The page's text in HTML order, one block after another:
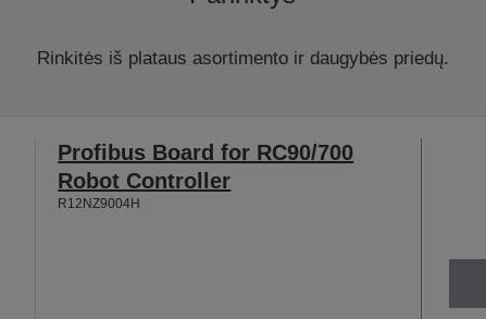
Rinkitės iš plataus asortimento ir daugybės priedų.
Profibus Board for RC90/700
Robot Controller
R12NZ9004H